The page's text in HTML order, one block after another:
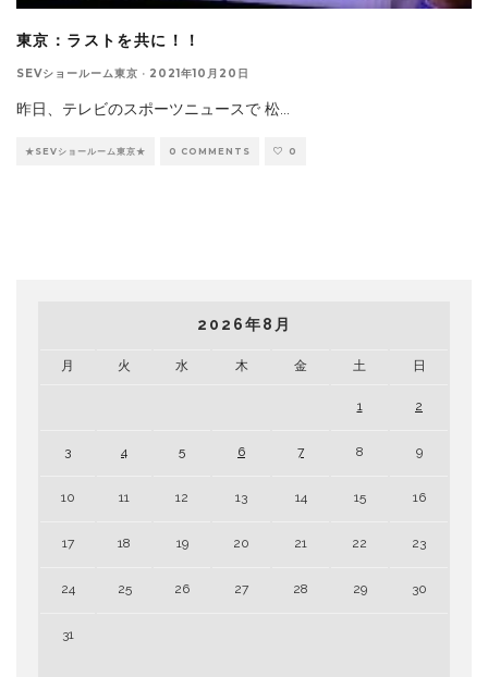
東京：ラストを共に！！
SEVショールーム東京 · 2021年10月20日
昨日、テレビのスポーツニュースで 松
★SEVショールーム東京★ 0 COMMENTS 0
2026年8月
月 火 水 木 金 土 日
1 2
3 4 5 6 7 8 9
10 11 12 13 14 15 16
17 18 19 20 21 22 23
24 25 26 27 28 29 30
31